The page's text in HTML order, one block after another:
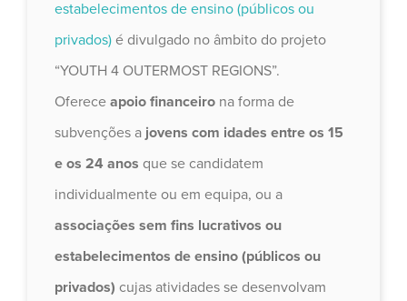
estabelecimentos de ensino (públicos ou
privados) é divulgado no âmbito do projeto
“YOUTH 4 OUTERMOST REGIONS”.
Oferece apoio financeiro na forma de
subvenções a jovens com idades entre os 15
e os 24 anos que se candidatem
individualmente ou em equipa, ou a
associações sem fins lucrativos ou
estabelecimentos de ensino (públicos ou
privados) cujas atividades se desenvolvam